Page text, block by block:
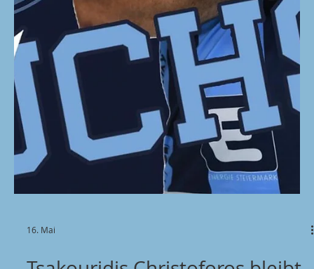
ihrer Vereinsgeschichte im Finale. Offensiv-Spektakel
in der Hollgasse Von Beginn an entwickelten die
Gastgeber vor einer stimmung